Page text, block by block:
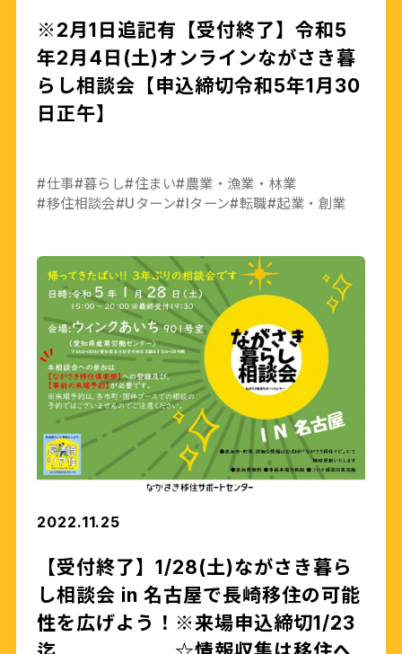
※2月1日追記有【受付終了】令和5
年2月4日(土)オンラインながさき暮
らし相談会【申込締切令和5年1月30
日正午】
#仕事#暮らし#住まい#農業・漁業・林業
#移住相談会#Uターン#Iターン#転職#起業・創業
2022.11.25
【受付終了】1/28(土)ながさき暮ら
し相談会 in 名古屋で長崎移住の可能
性を広げよう！※来場申込締切1/23